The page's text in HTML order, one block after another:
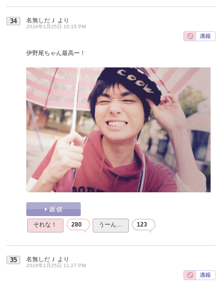
34 名無しだＪ より
2016年1月25日 10:15 PM
伊野尾ちゃん最高ー！
それな！ 280 うーん… 123
35 名無しだＪ より
2016年1月25日 11:27 PM